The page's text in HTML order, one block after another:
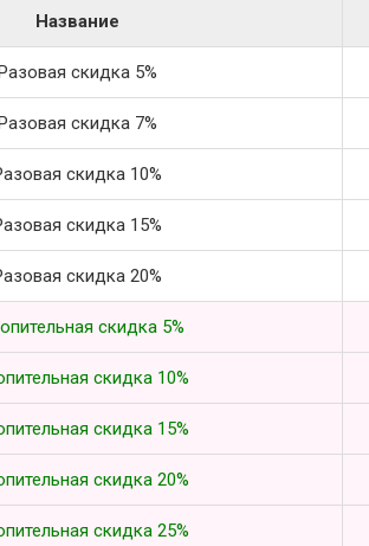
Название
скидка 5%
скидка 7%
скидка 10%
скидка 15%
скидка 20%
скидка 5%
скидка 10%
скидка 15%
скидка 20%
скидка 25%